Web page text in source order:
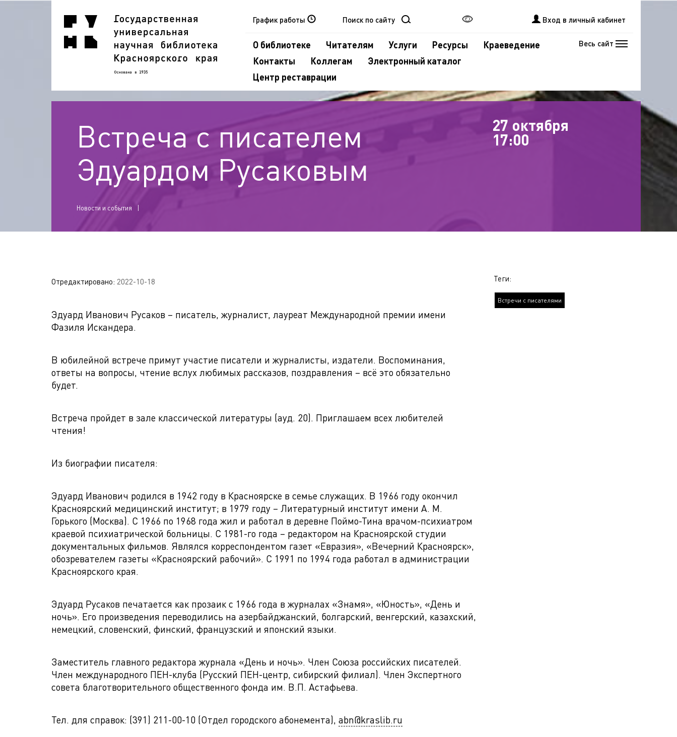
График работы Вход в личный кабинет
О библиотеке Читателям Услуги Ресурсы
Краеведение
Контакты
Коллегам
Электронный каталог
Центр реставрации
Весь сайт
Встреча с писателем
Эдуардом Русаковым
27 октября
17:00
Новости и события
Отредактировано: 2022-10-18
Эдуард Иванович Русаков – писатель, журналист, лауреат Международной премии имени
Фазиля Искандера.
В юбилейной встрече примут участие писатели и журналисты, издатели. Воспоминания,
ответы на вопросы, чтение вслух любимых рассказов, поздравления – всё это обязательно
будет.
Встреча пройдет в зале классической литературы (ауд. 20). Приглашаем всех любителей
чтения!
Из биографии писателя:
Эдуард Иванович родился в 1942 году в Красноярске в семье служащих. В 1966 году окончил
Красноярский медицинский институт; в 1979 году – Литературный институт имени А. М.
Горького (Москва). С 1966 по 1968 года жил и работал в деревне Поймо-Тина врачом-психиатром
краевой психиатрической больницы. С 1981-го года – редактором на Красноярской студии
документальных фильмов. Являлся корреспондентом газет «Евразия», «Вечерний Красноярск»,
обозревателем газеты «Красноярский рабочий». С 1991 по 1994 года работал в администрации
Красноярского края.
Эдуард Русаков печатается как прозаик с 1966 года в журналах «Знамя», «Юность», «День и
ночь». Его произведения переводились на азербайджанский, болгарский, венгерский, казахский,
немецкий, словенский, финский, французский и японский языки.
Заместитель главного редактора журнала «День и ночь». Член Союза российских писателей.
Член международного ПЕН-клуба (Русский ПЕН-центр, сибирский филиал). Член Экспертного
совета благотворительного общественного фонда им. В.П. Астафьева.
Тел. для справок: (391) 211-00-10 (Отдел городского абонемента), abn@kraslib.ru
Теги:
Встречи с писателями